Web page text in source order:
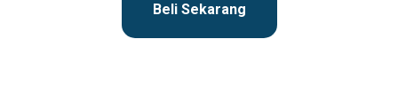
Beli Sekarang